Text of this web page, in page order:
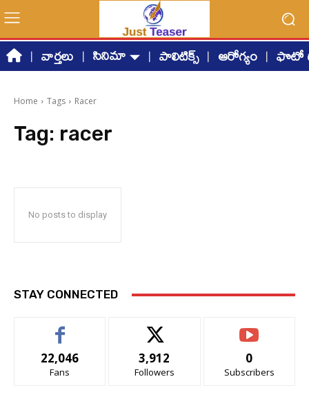
వార్తలు సినిమా పాలిటిక్స్ ఆరోగ్యం ఫొటో
Home Tags Racer
Tag: racer
No posts to display
STAY CONNECTED
22,046
Fans
3,912
Followers
0
Subscribers